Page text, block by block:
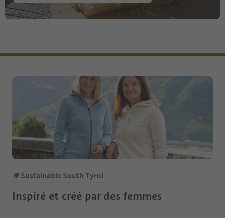
Sustainable South Tyrol
Inspiré et créé par des femmes